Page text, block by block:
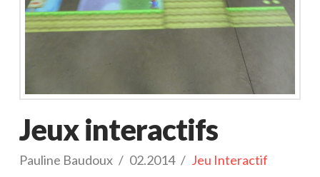
Jeux interactifs
Pauline Baudoux 02.2014 Jeu Interactif